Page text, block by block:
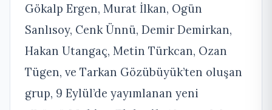
Gökalp Ergen, Murat İlkan, Ogün
Sanlısoy, Cenk Ünnü, Demir Demirkan,
Hakan Utangaç, Metin Türkcan, Ozan
Tügen, ve Tarkan Gözübüyük’ten oluşan
grup, 9 Eylül’de yayımlanan yeni